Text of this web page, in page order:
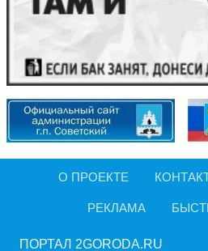
О ПРОЕКТЕ
РЕКЛАМА
ПОРТАЛ 2GORODA.RU